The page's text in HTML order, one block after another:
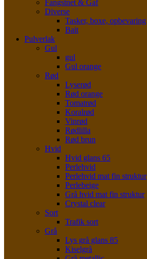
Fangstnet & Gaf
Diverse
Tasker, boxe, opbevaring
Bait
Pulverlak
Gul
gul
Gul orange
Rød
Lyserød
Rød orange
Tomatrød
Koralrød
Vinrød
Rødlilla
Rød brun
Hvid
Hvid glans 65
Perlehvid
Perlehvid mat fin struktur
Perlebeige
Grå hvid mat fin struktur
Crystal clear
Sort
Trafik sort
Grå
Lys grå glans 85
Kiselgrå